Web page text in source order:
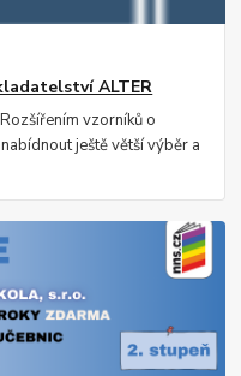
ALTER
vzorníků o
ještě větší výběr a